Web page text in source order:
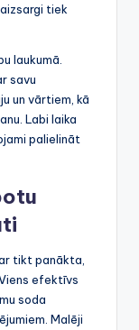
tiek
laukumā.
savu
un vārtiem, kā
Labi laika
palielināt
tikt panākta,
efektīvs
soda
Malēji